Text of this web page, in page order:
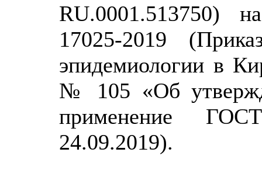
RU.0001.513750)
17025-2019
эпидемиологии в
№ 105 «Об
применение
24.09.2019).